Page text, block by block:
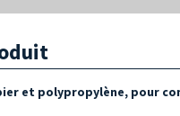
et polypropylène, pour